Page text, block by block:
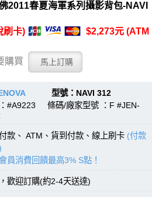
2011春夏海軍系列攝影背包-NAVI
刷卡)
$2,273元 (ATM
購買
型號：NAVI 312
#A9223 條碼/廠家型號 ：F #JEN-
款、 ATM、貨到付款、線上刷卡 (付款
員消費回饋最高3% S點！
歡迎訂購(約2-4天送達)